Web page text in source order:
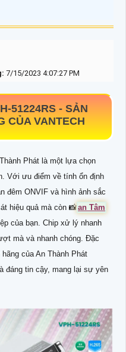
7/15/2023 4:07:27 PM
51224RS - SẢN
CỦA VANTECH
Phát là một lựa chọn
Với ưu điểm về tính ổn định
đêm ONVIF và hình ảnh sắc
hiệu quả mà còn 📸an Tâm
của bạn. Chip xử lý nhanh
mà và nhanh chóng. Đặc
của An Thành Phát
đáng tin cậy, mang lại sự yên